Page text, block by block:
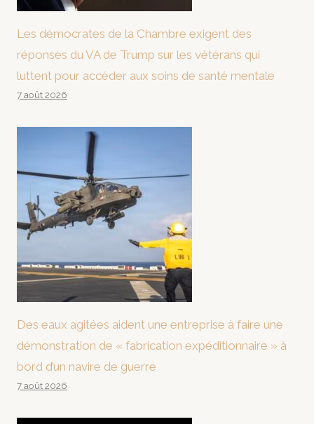
Les démocrates de la Chambre exigent des
réponses du VA de Trump sur les vétérans qui
luttent pour accéder aux soins de santé mentale
7 août 2026
Des eaux agitées aident une entreprise à faire une
démonstration de « fabrication expéditionnaire » à
bord d’un navire de guerre
7 août 2026